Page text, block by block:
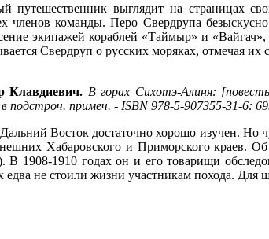
путешественник выглядит на страницах
членов команды. Перо Свердрупа
экипажей кораблей «Таймыр» и
Свердруп о русских моряках, отмечая
Клавдиевич. В горах Сихотэ-Алиня:
подстроч. примеч. - ISBN 978-5-907355-31-6:
Восток достаточно хорошо изучен. Но
Хабаровского и Приморского краев.
В 1908-1910 годах он и его товарищи
едва не стоили жизни участникам похода. Для